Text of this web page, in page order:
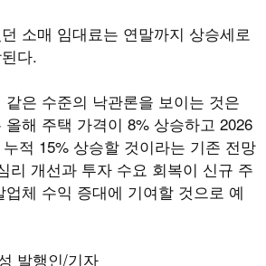
소매 임대료는 연말까지 상승세로
다.
은 수준의 낙관론을 보이는 것은
올해 주택 가격이 8% 상승하고 2026
적 15% 상승할 것이라는 기존 전망
리 개선과 투자 수요 회복이 신규 주
체 수익 증대에 기여할 것으로 예
발행인/기자